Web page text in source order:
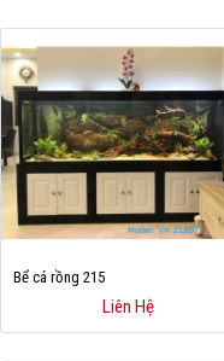
Bể cá rồng 215
Liên Hệ